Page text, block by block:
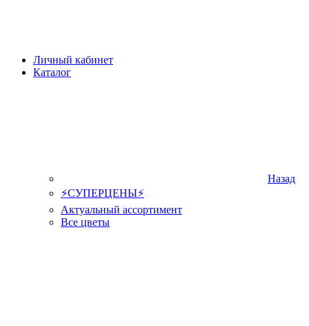
Личный кабинет
Каталог
Назад
⚡СУПЕРЦЕНЫ⚡
Актуальный ассортимент
Все цветы